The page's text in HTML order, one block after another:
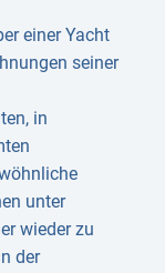
einer Yacht
seiner
in
unter
wieder zu
der